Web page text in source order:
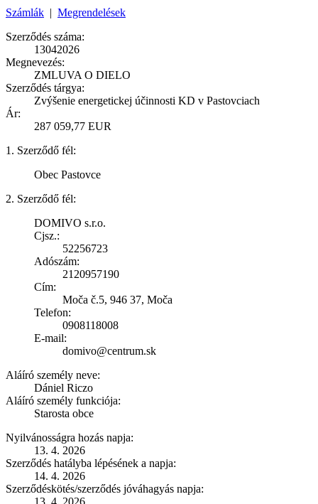
Számlák | Megrendelések
Szerződés száma:
13042026
Megnevezés:
ZMLUVA O DIELO
Szerződés tárgya:
Zvýšenie energetickej účinnosti KD v Pastovciach
Ár:
287 059,77 EUR
1. Szerződő fél:
Obec Pastovce
2. Szerződő fél:
DOMIVO s.r.o.
Cjsz.:
52256723
Adószám:
2120957190
Cím:
Moča č.5, 946 37, Moča
Telefon:
0908118008
E-mail:
domivo@centrum.sk
Aláíró személy neve:
Dániel Riczo
Aláíró személy funkciója:
Starosta obce
Nyilvánosságra hozás napja:
13. 4. 2026
Szerződés hatályba lépésének a napja:
14. 4. 2026
Szerződéskötés/szerződés jóváhagyás napja:
13. 4. 2026